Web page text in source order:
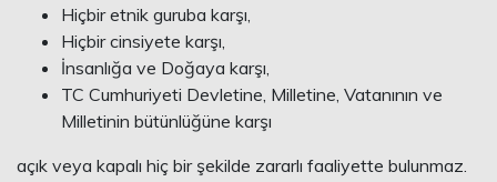
Hiçbir etnik guruba karşı,
Hiçbir cinsiyete karşı,
İnsanlığa ve Doğaya karşı,
TC Cumhuriyeti Devletine, Milletine, Vatanının ve
Milletinin bütünlüğüne karşı
açık veya kapalı hiç bir şekilde zararlı faaliyette bulunmaz.